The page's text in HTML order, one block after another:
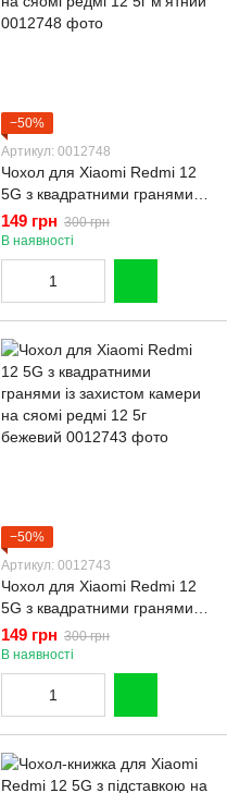
−50%
Артикул: 0012748
Чохол для Xiaomi Redmi 12
5G з квадратними гранями із
захистом камери на сяомі
редмі 12 5г м'ятний
149 грн 300 грн
В наявності
−50%
Артикул: 0012743
Чохол для Xiaomi Redmi 12
5G з квадратними гранями із
захистом камери на сяомі
редмі 12 5г бежевий
149 грн 300 грн
В наявності